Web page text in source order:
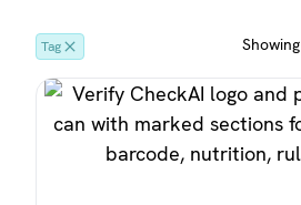
Tag Showing